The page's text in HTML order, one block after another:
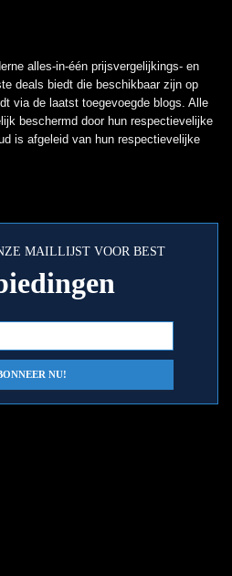
alles-in-één prijsvergelijkings- en
deals biedt die beschikbaar zijn op
via de laatst toegevoegde blogs. Alle
beschermd door hun respectievelijke
is afgeleid van hun respectievelijke
MAILLIJST VOOR BEST